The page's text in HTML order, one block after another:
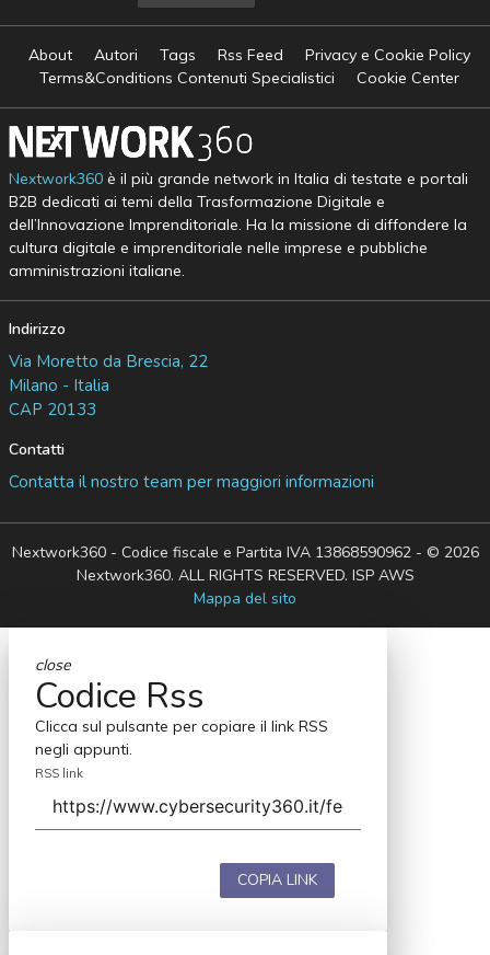
About Autori Tags Rss Feed
Privacy e Cookie Policy
Terms&Conditions Contenuti Specialistici
Cookie Center
Nextwork360è il più grande network in Italia di testate e portali
B2B dedicati ai temi della Trasformazione Digitale e
dell’Innovazione Imprenditoriale. Ha la missione di diffondere la
cultura digitale e imprenditoriale nelle imprese e pubbliche
amministrazioni italiane.
Indirizzo
Via Moretto da Brescia, 22
Milano - Italia
CAP 20133
Contatti
Contatta il nostro team per maggiori informazioni
Nextwork360 - Codice fiscale e Partita IVA 13868590962 - © 2026
Nextwork360. ALL RIGHTS RESERVED. ISP AWS
Mappa del sito
close
Codice Rss
Clicca sul pulsante per copiare il link RSS
negli appunti.
RSS link
COPIA LINK